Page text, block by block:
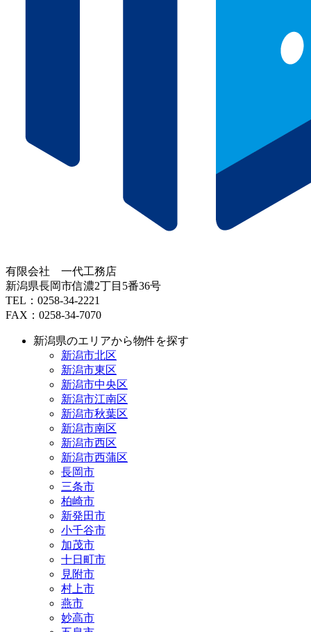
有限会社 一代工務店
新潟県長岡市信濃2丁目5番36号
TEL：0258-34-2221
FAX：0258-34-7070
新潟県のエリアから物件を探す
新潟市北区
新潟市東区
新潟市中央区
新潟市江南区
新潟市秋葉区
新潟市南区
新潟市西区
新潟市西蒲区
長岡市
三条市
柏崎市
新発田市
小千谷市
加茂市
十日町市
見附市
村上市
燕市
妙高市